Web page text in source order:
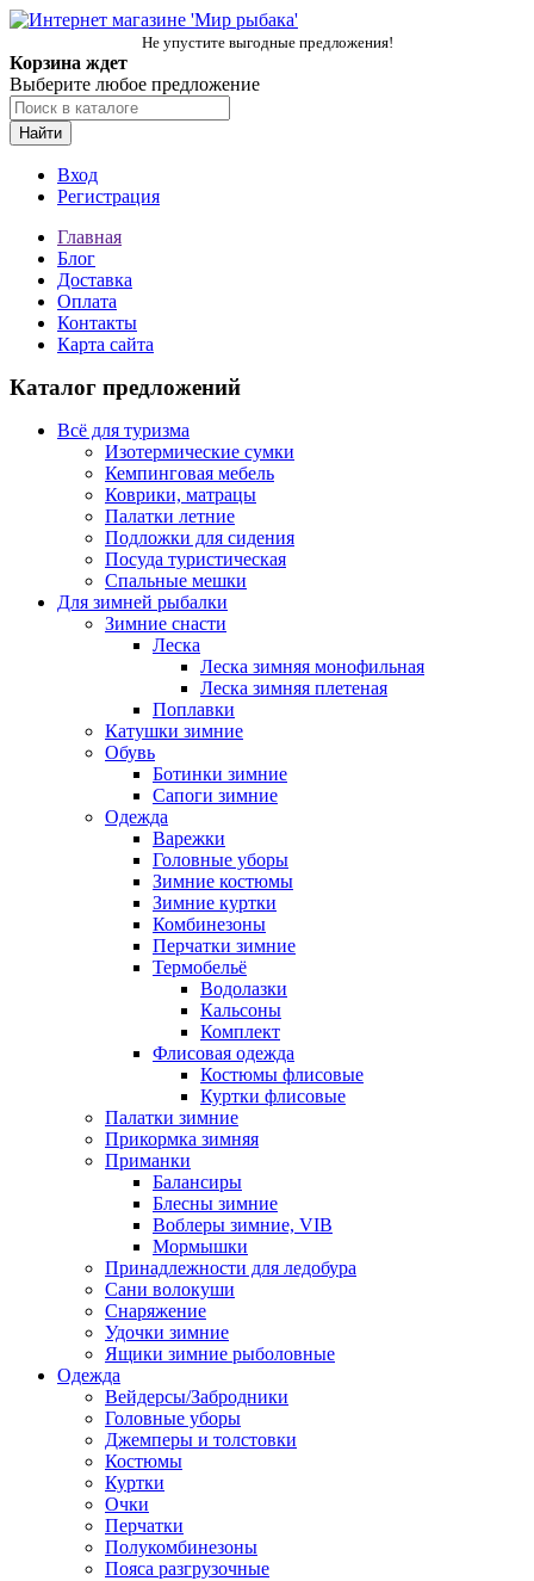
Не упустите выгодные предложения!
Корзина ждет
Выберите любое предложение
Найти
Вход
Регистрация
Главная
Блог
Доставка
Оплата
Контакты
Карта сайта
Каталог предложений
Всё для туризма
Изотермические сумки
Кемпинговая мебель
Коврики, матрацы
Палатки летние
Подложки для сидения
Посуда туристическая
Спальные мешки
Для зимней рыбалки
Зимние снасти
Леска
Леска зимняя монофильная
Леска зимняя плетеная
Поплавки
Катушки зимние
Обувь
Ботинки зимние
Сапоги зимние
Одежда
Варежки
Головные уборы
Зимние костюмы
Зимние куртки
Комбинезоны
Перчатки зимние
Термобельё
Водолазки
Кальсоны
Комплект
Флисовая одежда
Костюмы флисовые
Куртки флисовые
Палатки зимние
Прикормка зимняя
Приманки
Балансиры
Блесны зимние
Воблеры зимние, VIB
Мормышки
Принадлежности для ледобура
Сани волокуши
Снаряжение
Удочки зимние
Ящики зимние рыболовные
Одежда
Вейдерсы/Забродники
Головные уборы
Джемперы и толстовки
Костюмы
Куртки
Очки
Перчатки
Полукомбинезоны
Пояса разгрузочные